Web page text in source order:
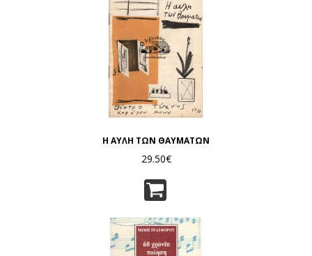
Η ΑΥΛΗ ΤΩΝ ΘΑΥΜΑΤΩΝ
29.50€